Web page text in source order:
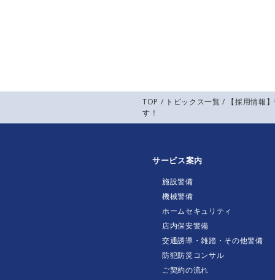
TOP / トピックス一覧 / 【採用情報
す！
サービス案内
施設警備
機械警備
ホームセキュリティ
店内保安警備
交通誘導・雑踏・その他警備
防犯防災コンサル
ご契約の流れ